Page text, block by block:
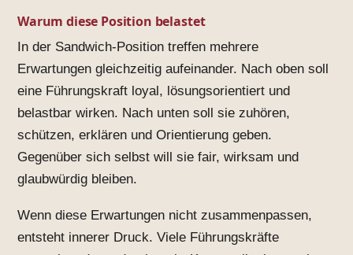
Warum diese Position belastet
In der Sandwich-Position treffen mehrere
Erwartungen gleichzeitig aufeinander. Nach oben soll
eine Führungskraft loyal, lösungsorientiert und
belastbar wirken. Nach unten soll sie zuhören,
schützen, erklären und Orientierung geben.
Gegenüber sich selbst will sie fair, wirksam und
glaubwürdig bleiben.
Wenn diese Erwartungen nicht zusammenpassen,
entsteht innerer Druck. Viele Führungskräfte